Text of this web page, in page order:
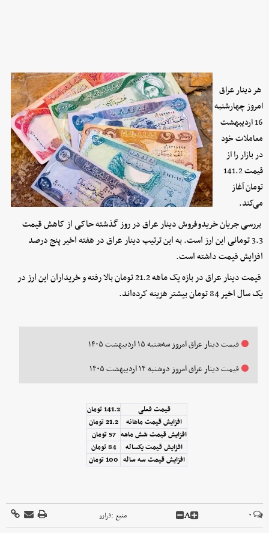
هر دینار عراق
امروز چهارشنبه
16 اردیبهشت
معاملات خود
در بازار را از
قیمت 141.2
تومان آغاز
می‌کند.
بررسی جریان خریدوفروش دینار عراق در روز گذشته حاکی از کاهش قیمت
3.3 تومانی این ارز است. به این ترتیب دینار عراق در هفته اخیر پنج درصد
افزایش قیمت داشته است.
قیمت دینار عراق در بازه یک ماهه 21.2 تومان بالا رفته و خریداران این ارز در
یک سال اخیر 84 تومان بیشتر هزینه کرده‌اند.
قیمت دینار عراق امروز سه‌شنبه ۱۵ اردیبهشت ۱۴۰۵
قیمت دینار عراق امروز دوشنبه ۱۴ اردیبهشت ۱۴۰۵
قیمت فعلی
141.2 تومان
افزایش قیمت ماهانه
21.2 تومان
افزایش قیمت شش ماهه 57 تومان
افزایش قیمت یکساله
84 تومان
افزایش قیمت سه ساله 100 تومان
۰ A منبع :فرارو